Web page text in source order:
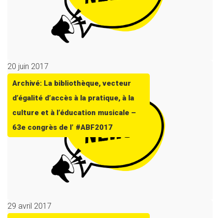
20 juin 2017
Archivé: La bibliothèque, vecteur
d’égalité d’accès à la pratique, à la
culture et à l’éducation musicale –
63e congrès de l’ #ABF2017
29 avril 2017